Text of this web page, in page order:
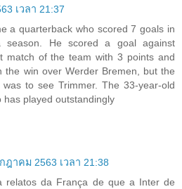
เวลา 21:37
a quarterback who scored 7 goals in
season. He scored a goal against
match of the team with 3 points and
the win over Werder Bremen, but the
was to see Trimmer. The 33-year-old
has played outstandingly
ฎาคม 2563 เวลา 21:38
relatos da França de que a Inter de